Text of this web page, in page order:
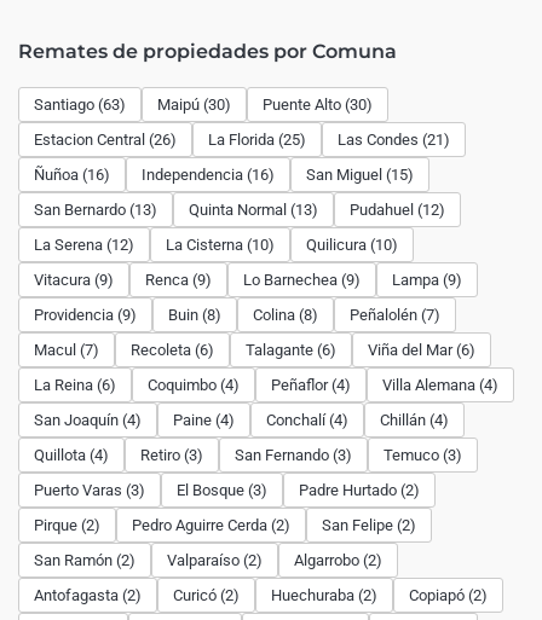
Remates de propiedades por Comuna
Santiago (63) Maipú (30)
Puente Alto (30)
Estacion Central (26)
La Florida (25)
Las Condes (21)
Ñuñoa (16)
Independencia (16)
San Miguel (15)
San Bernardo (13)
Quinta Normal (13)
Pudahuel (12)
La Serena (12)
La Cisterna (10)
Quilicura (10)
Vitacura (9)
Renca (9) Lo Barnechea (9)
Lampa (9)
Providencia (9)
Buin (8) Colina (8)
Peñalolén (7)
Macul (7)
Recoleta (6) Talagante (6)
Viña del Mar (6)
La Reina (6)
Coquimbo (4) Peñaflor (4)
Villa Alemana (4)
San Joaquín (4)
Paine (4) Conchalí (4)
Chillán (4)
Quillota (4)
Retiro (3) San Fernando (3)
Temuco (3)
Puerto Varas (3)
El Bosque (3)
Padre Hurtado (2)
Pirque (2)
Pedro Aguirre Cerda (2)
San Felipe (2)
San Ramón (2)
Valparaíso (2)
Algarrobo (2)
Antofagasta (2)
Curicó (2) Huechuraba (2)
Copiapó (2)